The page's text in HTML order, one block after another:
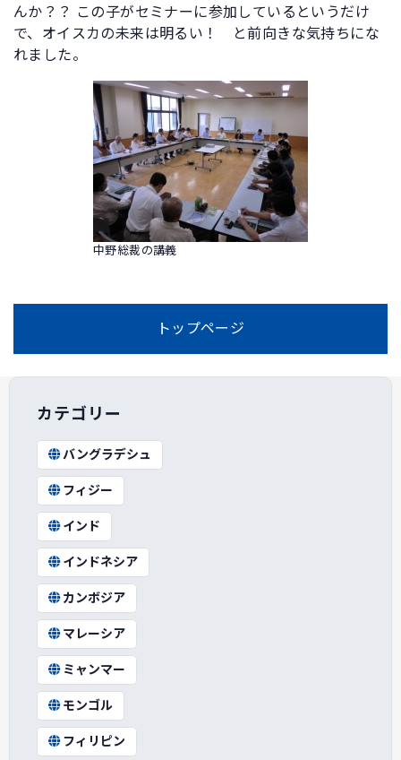
んか？？ この子がセミナーに参加しているというだけ
で、オイスカの未来は明るい！ と前向きな気持ちにな
れました。
中野総裁の講義
トップページ
カテゴリー
バングラデシュ
フィジー
インド
インドネシア
カンボジア
マレーシア
ミャンマー
モンゴル
フィリピン